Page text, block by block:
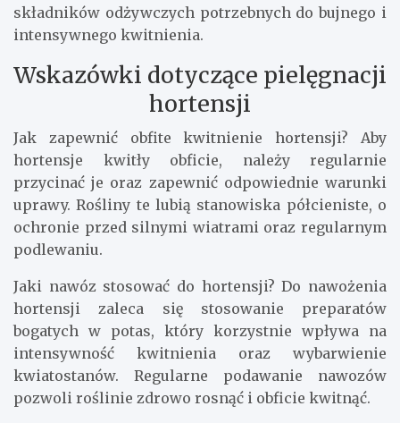
składników odżywczych potrzebnych do bujnego i
intensywnego kwitnienia.
Wskazówki dotyczące pielęgnacji
hortensji
Jak zapewnić obfite kwitnienie hortensji? Aby
hortensje kwitły obficie, należy regularnie
przycinać je oraz zapewnić odpowiednie warunki
uprawy. Rośliny te lubią stanowiska półcieniste, o
ochronie przed silnymi wiatrami oraz regularnym
podlewaniu.
Jaki nawóz stosować do hortensji? Do nawożenia
hortensji zaleca się stosowanie preparatów
bogatych w potas, który korzystnie wpływa na
intensywność kwitnienia oraz wybarwienie
kwiatostanów. Regularne podawanie nawozów
pozwoli roślinie zdrowo rosnąć i obficie kwitnąć.